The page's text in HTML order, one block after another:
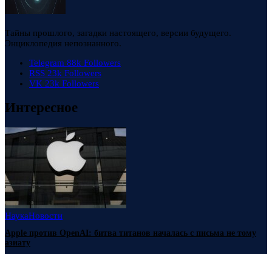
Тайны прошлого, загадки настоящего, версии будущего.
Энциклопедия непознанного.
Telegram 88k Followers
RSS 23k Followers
VK 23k Followers
Интересное
НаукаНовости
Apple против OpenAI: битва титанов началась с письма не тому
азиату